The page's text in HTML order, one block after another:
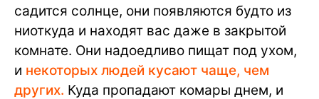
садится солнце, они появляются будто из
ниоткуда и находят вас даже в закрытой
комнате. Они надоедливо пищат под ухом,
и некоторых людей кусают чаще, чем
других. Куда пропадают комары днем, и